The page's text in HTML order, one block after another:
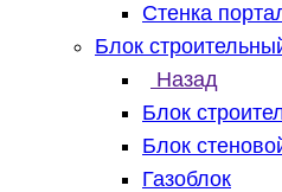
Стенка
Блок
Назад
Блок
Блок
Газоблок